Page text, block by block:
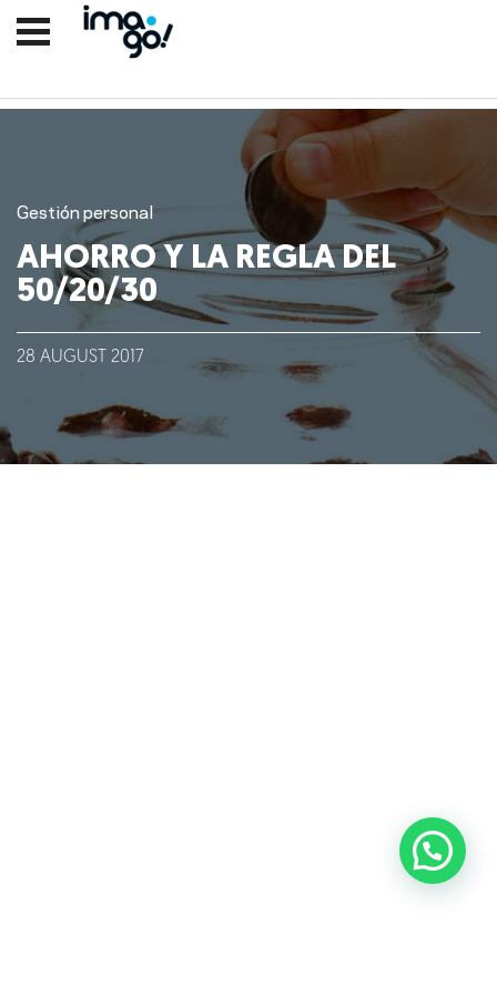
Nosotros
Clientes
Lo que hacemos
Gestión personal
AHORRO Y LA REGLA DEL
50/20/30
28 AUGUST 2017